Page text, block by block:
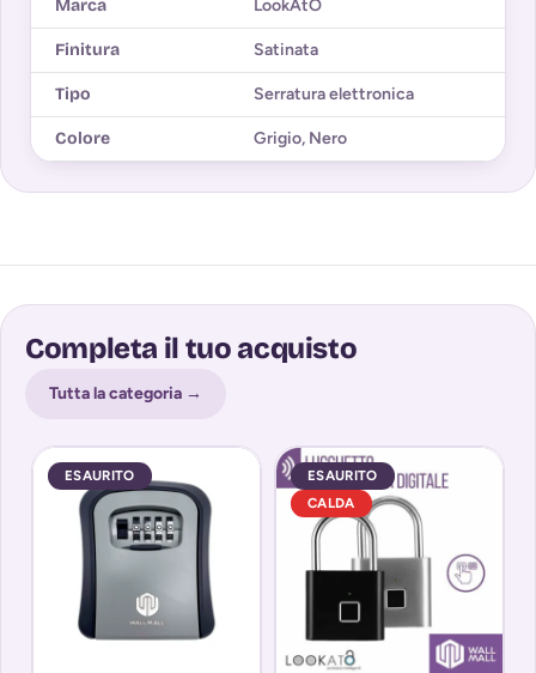
Marca LookAtO
Finitura Satinata
Tipo Serratura elettronica
Colore Grigio, Nero
Completa il tuo acquisto
Tutta la categoria →
ESAURITO
ESAURITO
CALDA